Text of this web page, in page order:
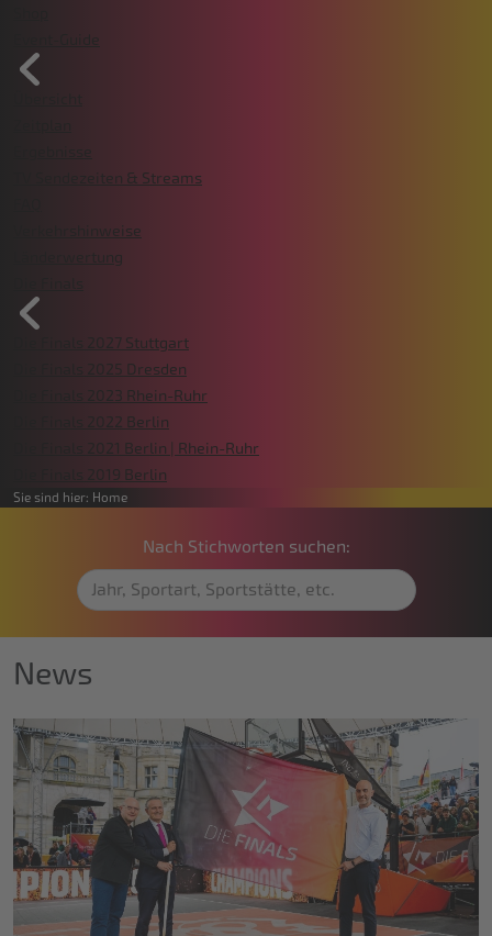
TV Sendezeiten & Streams
Verkehrshinweise
Länderwertung
Die Finals 2027 Stuttgart
Die Finals 2025 Dresden
Die Finals 2023 Rhein-Ruhr
Die Finals 2022 Berlin
Die Finals 2021 Berlin | Rhein-Ruhr
Die Finals 2019 Berlin
Sie sind hier: Home
Nach Stichworten suchen:
News